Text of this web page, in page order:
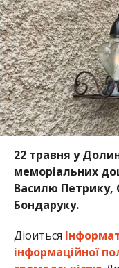
22 травня у
меморіальних
Василю Петрику,
Бондаруку.
Діоиться
інформаційної